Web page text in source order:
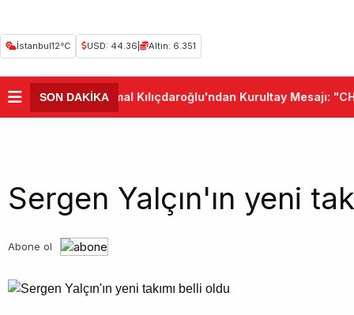
İstanbul12°C USD: 44.36 Altın: 6.351
SON DAKİKA
•Kemal Kılıçdaroğlu'ndan Kurultay Mesajı:
Sergen Yalçın'ın yeni
Abone ol